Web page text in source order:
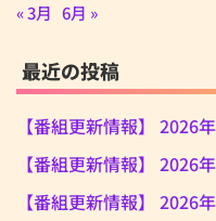
« 3月 6月 »
最近の投稿
【番組更新情報】 2026
【番組更新情報】 2026
【番組更新情報】 2026